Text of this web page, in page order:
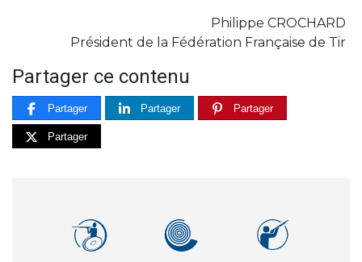
Philippe CROCHARD
Président de la Fédération Française de Tir
Partager ce contenu
Partager Partager Partager
Partager